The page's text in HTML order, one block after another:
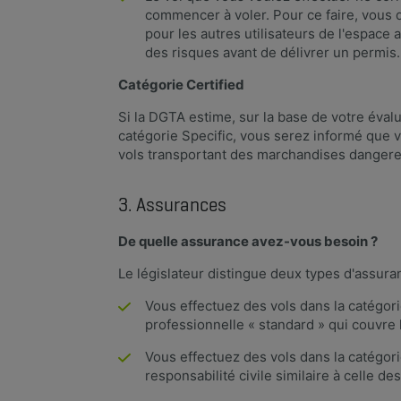
commencer à voler. Pour ce faire,
pour les autres utilisateurs de l'espace
des risques avant de délivrer un
Catégorie Certified
Si la DGTA estime, sur la base de votre
catégorie Specific, vous serez informé que
vols transportant des marchandises
3. Assurances
De quelle assurance avez-vous besoin ?
Le législateur distingue deux types
Vous effectuez des vols dans la
professionnelle « standard » qui
Vous effectuez des vols dans la
responsabilité civile similaire à celle